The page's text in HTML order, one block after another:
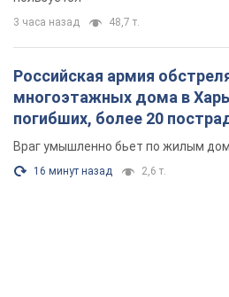
3 часа назад 48,7 т.
Российская армия
многоэтажных дома в
погибших, более 20
Враг умышленно бьет по жилым
16 минут назад 2,6 т.